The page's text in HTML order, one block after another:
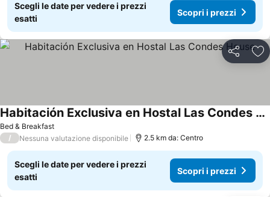
Scegli le date per vedere i prezzi
esatti
Scopri i prezzi
Condividi
Bed & Breakfast
Habitación Exclusiva en Hostal Las Condes House
/ Nessuna valutazione disponibile 2.5 km da: Centro
Scegli le date per vedere i prezzi
esatti
Scopri i prezzi